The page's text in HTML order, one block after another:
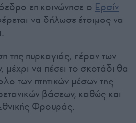
επικοινώνησε ο Ερσίν
να δήλωσε έτοιμος να
της πυρκαγιάς, πέραν των
μέχρι να πέσει το σκοτάδι θα
των πτητικών μέσων της
βάσεων, καθώς και
Φρουράς.